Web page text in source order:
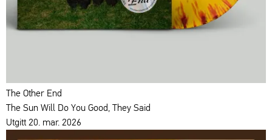
The Other End
The Sun Will Do You Good, They Said
Utgitt 20. mar. 2026